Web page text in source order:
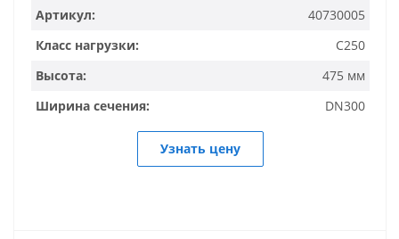
Артикул:
40730005
Класс нагрузки:
C250
Высота:
475 мм
Ширина сечения:
DN300
Узнать цену